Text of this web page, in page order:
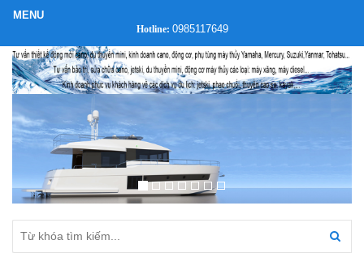
Hotline: 0985117649